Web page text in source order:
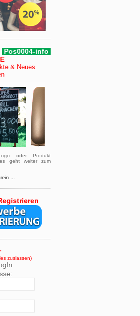
Pos0004-info
& Neues
oder Produkt
geht weiter zum
...
zuslassen)